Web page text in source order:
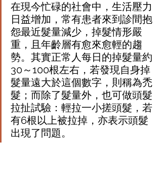
在現今忙碌的社會中，生活壓力
日益增加，常有患者來到診間抱
怨最近髮量減少，掉髮情形嚴
重，且年齡層有愈來愈輕的趨
勢。其實正常人每日的掉髮量約
30～100根左右，若發現自身掉
髮量遠大於這個數字，則稱為禿
髮；而除了髮量外，也可做頭髮
拉扯試驗：輕拉一小搓頭髮，若
有6根以上被拉掉，亦表示頭髮
出現了問題。